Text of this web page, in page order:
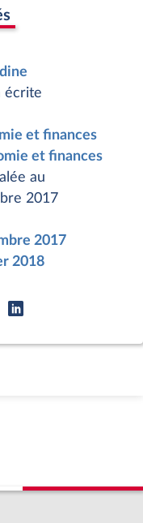
écrite
et finances
et finances
au
2017
2017
2018